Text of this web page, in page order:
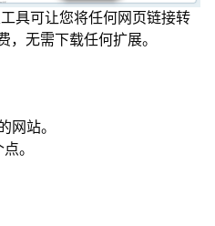
具可让您将任何网页链接转
，无需下载任何扩展。
网站。
。